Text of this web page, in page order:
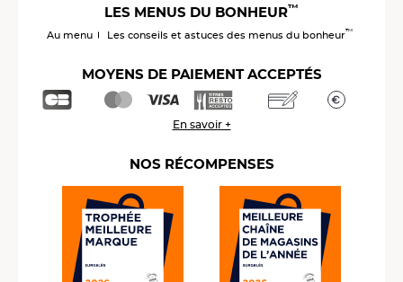
LES MENUS DU BONHEUR™
Au menu Les conseils et astuces des menus du bonheur™
MOYENS DE PAIEMENT ACCEPTÉS
En savoir +
NOS RÉCOMPENSES